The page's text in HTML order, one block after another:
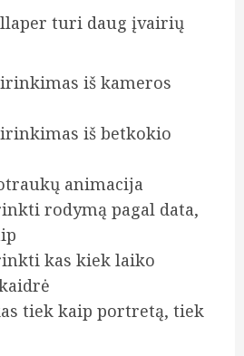
turi daug įvairių
iš kameros
iš betkokio
animacija
rodymą pagal data,
kas kiek laiko
tiek kaip portretą, tiek